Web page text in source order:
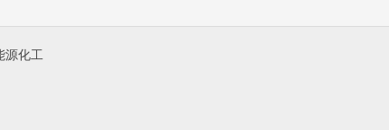
源化工